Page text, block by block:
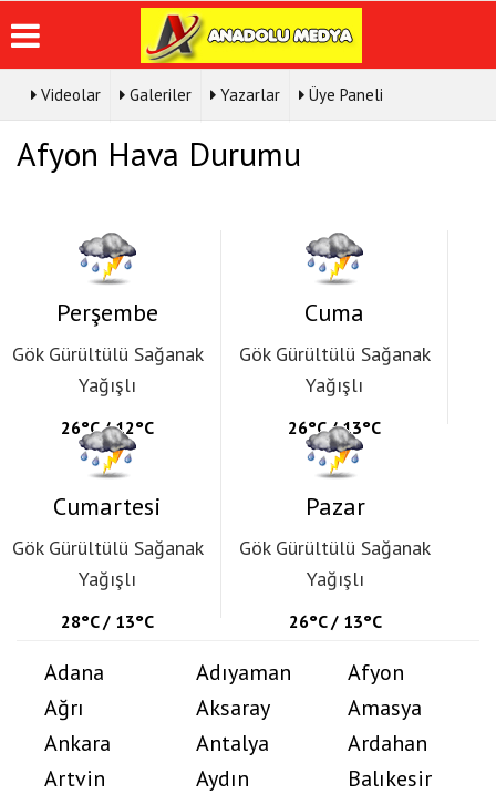
Haber
Arşivi
Günün
Durumu
Yazarları
Foto
Galeri
Videolar Galeriler Yazarlar Üye Paneli
Afyon Hava Durumu
Perşembe
Gök Gürültülü Sağanak
Yağışlı
26°C / 12°C
Cuma
Gök Gürültülü Sağanak
Yağışlı
26°C / 13°C
Cumartesi
Gök Gürültülü Sağanak
Yağışlı
28°C / 13°C
Pazar
Gök Gürültülü Sağanak
Yağışlı
26°C / 13°C
Adana Adıyaman
Afyon
Ağrı
Aksaray
Amasya
Ankara
Antalya
Ardahan
Artvin
Aydın
Balıkesir